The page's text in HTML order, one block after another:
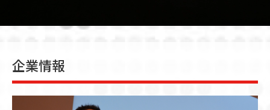
グループ会社概要
企業情報